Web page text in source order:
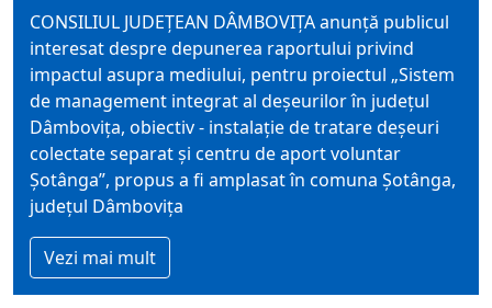
CONSILIUL JUDEȚEAN DÂMBOVIȚA anunță publicul
interesat despre depunerea raportului privind
impactul asupra mediului, pentru proiectul „Sistem
de management integrat al deșeurilor în județul
Dâmbovița, obiectiv - instalație de tratare deșeuri
colectate separat și centru de aport voluntar
Șotânga”, propus a fi amplasat în comuna Șotânga,
județul Dâmbovița
Vezi mai mult